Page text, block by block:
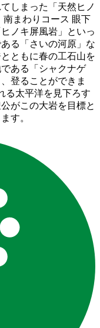
しまった「天然ヒノ
南まわりコース 眼下
ノキ屏風岩」といっ
る「さいの河原」な
ともに春の工石山を
ある「シャクナゲ
登ることができま
る太平洋を見下ろす
がこの大岩を目標と
す。